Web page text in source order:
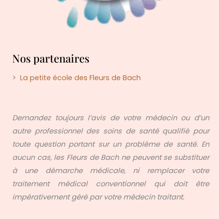
Nos partenaires
> La petite école des Fleurs de Bach
Demandez toujours l’avis de votre médecin ou d’un
autre professionnel des soins de santé qualifié pour
toute question portant sur un problème de santé. En
aucun cas, les Fleurs de Bach ne peuvent se substituer
à une démarche médicale, ni remplacer votre
traitement médical conventionnel qui doit être
impérativement géré par votre médecin traitant.